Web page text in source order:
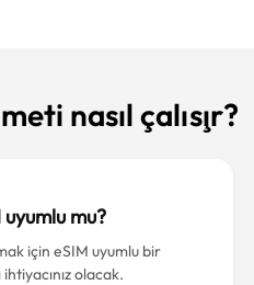
nasıl çalışır?
uyumlu mu?
için eSIM uyumlu bir
olacak.